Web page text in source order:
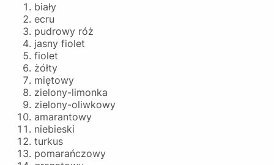
biały
ecru
pudrowy róż
jasny fiolet
fiolet
żółty
miętowy
zielony-limonka
zielony-oliwkowy
amarantowy
niebieski
turkus
pomarańczowy